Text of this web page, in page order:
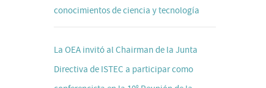
conocimientos de ciencia y tecnología
La OEA invitó al Chairman de la Junta
Directiva de ISTEC a participar como